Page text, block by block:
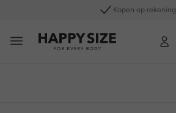
Gratis retourneren